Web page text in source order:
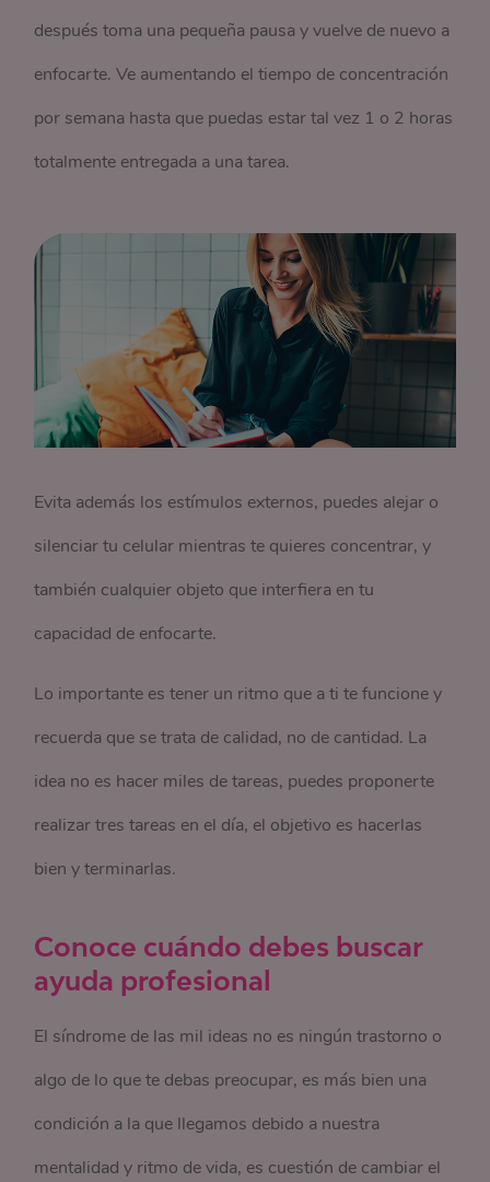
después toma una pequeña pausa y vuelve de nuevo a
enfocarte. Ve aumentando el tiempo de concentración
por semana hasta que puedas estar tal vez 1 o 2 horas
totalmente entregada a una tarea.
Evita además los estímulos externos, puedes alejar o
silenciar tu celular mientras te quieres concentrar, y
también cualquier objeto que interfiera en tu
capacidad de enfocarte.
Lo importante es tener un ritmo que a ti te funcione y
recuerda que se trata de calidad, no de cantidad. La
idea no es hacer miles de tareas, puedes proponerte
realizar tres tareas en el día, el objetivo es hacerlas
bien y terminarlas.
Conoce cuándo debes buscar
ayuda profesional
El síndrome de las mil ideas no es ningún trastorno o
algo de lo que te debas preocupar, es más bien una
condición a la que llegamos debido a nuestra
mentalidad y ritmo de vida, es cuestión de cambiar el